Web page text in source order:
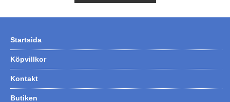
Lowrance
Simrad
B&G
Startsida
Köpvillkor
Kontakt
Butiken